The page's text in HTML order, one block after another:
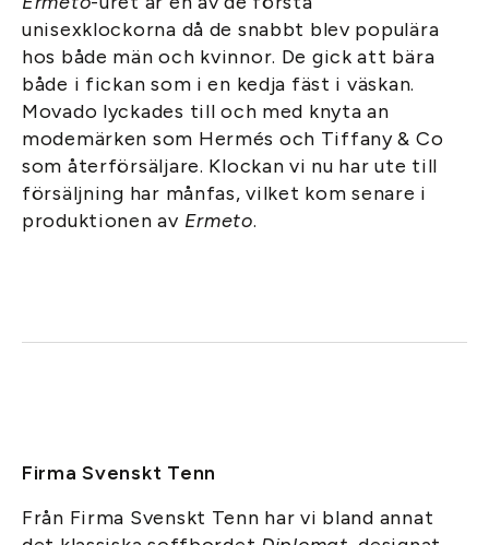
unisexklockorna då de snabbt blev populära
hos både män och kvinnor. De gick att bära
både i fickan som i en kedja fäst i väskan.
Movado lyckades till och med knyta an
modemärken som Hermés och Tiffany & Co
som återförsäljare. Klockan vi nu har ute till
försäljning har månfas, vilket kom senare i
produktionen av Ermeto.
Firma Svenskt Tenn
Från Firma Svenskt Tenn har vi bland annat